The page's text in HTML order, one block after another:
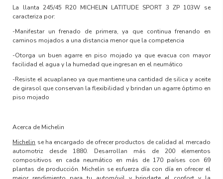
La llanta 245/45 R20 MICHELIN LATITUDE SPORT 3 ZP 103W se
caracteriza por:
-Manifestar un frenado de primera, ya que continua frenando en
caminos mojados a una distancia menor que la competencia
-Otorga un buen agarre en piso mojado ya que evacua con mayor
facilidad el agua y la humedad que ingresan en el neumático
-Resiste el acuaplaneo ya que mantiene una cantidad de silica y aceite
de girasol que conservan la flexibilidad y brindan un agarre óptimo en
piso mojado
Acerca de Michelin
Michelin se ha encargado de ofrecer productos de calidad al mercado
automotriz desde 1880. Desarrollan más de 200 elementos
compositivos en cada neumático en más de 170 países con 69
plantas de producción. Michelin se esfuerza día con día en ofrecer el